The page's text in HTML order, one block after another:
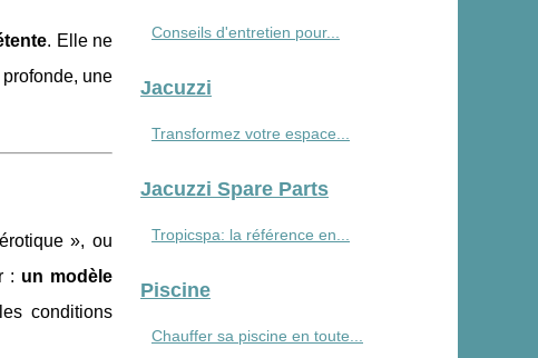
. Elle ne
une
», ou
: un modèle
conditions
Conseils d'entretien pour...
Jacuzzi
Transformez votre espace...
Jacuzzi Spare Parts
Tropicspa: la référence en...
Piscine
Chauffer sa piscine en toute...